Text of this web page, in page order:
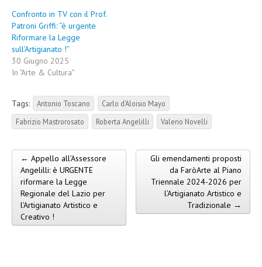
Confronto in TV con il Prof.
Patroni Griffi: “è urgente
Riformare la Legge
sull’Artigianato !”
30 Giugno 2025
In "Arte & Cultura"
Tags: Antonio Toscano
Carlo d'Aloisio Mayo
Fabrizio Mastrorosato
Roberta Angelilli Valerio Novelli
Post navigation
← Appello all’Assessore
Angelilli: è URGENTE
riformare la Legge
Regionale del Lazio per
l’Artigianato Artistico e
Creativo !
Gli emendamenti proposti
da FaròArte al Piano
Triennale 2024-2026 per
l’Artigianato Artistico e
Tradizionale →